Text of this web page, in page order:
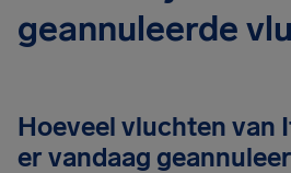
geannuleerde
Hoeveel vluchten van
er vandaag